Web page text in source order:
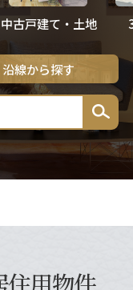
中古戸建て・土地
沿線から探す
住用物件